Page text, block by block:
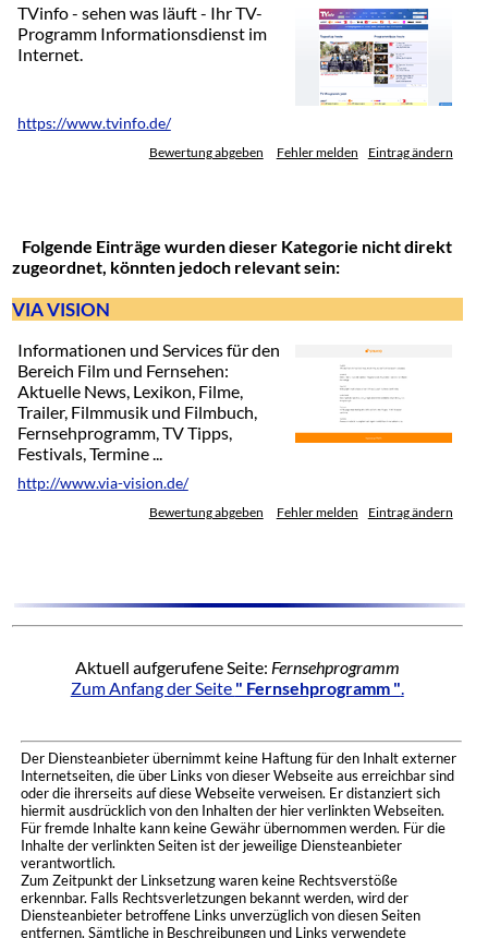
TVinfo - sehen was läuft - Ihr TV-
Programm Informationsdienst im
Internet.
https://www.tvinfo.de/
Bewertung abgeben Fehler melden Eintrag ändern
Folgende Einträge wurden dieser Kategorie nicht direkt
zugeordnet, könnten jedoch relevant sein:
VIA VISION
Informationen und Services für den
Bereich Film und Fernsehen:
Aktuelle News, Lexikon, Filme,
Trailer, Filmmusik und Filmbuch,
Fernsehprogramm, TV Tipps,
Festivals, Termine ...
http://www.via-vision.de/
Bewertung abgeben Fehler melden Eintrag ändern
Aktuell aufgerufene Seite: Fernsehprogramm
Zum Anfang der Seite " Fernsehprogramm ".
Der Diensteanbieter übernimmt keine Haftung für den Inhalt externer
Internetseiten, die über Links von dieser Webseite aus erreichbar sind
oder die ihrerseits auf diese Webseite verweisen. Er distanziert sich
hiermit ausdrücklich von den Inhalten der hier verlinkten Webseiten.
Für fremde Inhalte kann keine Gewähr übernommen werden. Für die
Inhalte der verlinkten Seiten ist der jeweilige Diensteanbieter
verantwortlich.
Zum Zeitpunkt der Linksetzung waren keine Rechtsverstöße
erkennbar. Falls Rechtsverletzungen bekannt werden, wird der
Diensteanbieter betroffene Links unverzüglich von diesen Seiten
entfernen. Sämtliche in Beschreibungen und Links verwendete